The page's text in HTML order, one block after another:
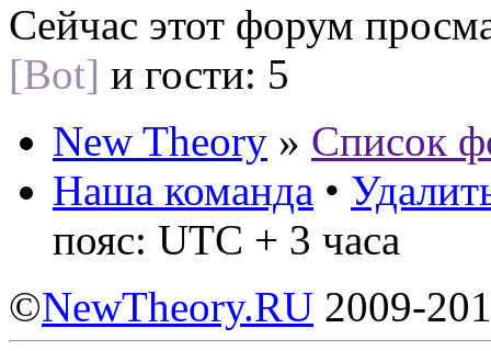
Сейчас этот форум
[Bot] и гости: 5
New Theory » Список
Наша команда •
пояс: UTC + 3 часа
©NewTheory.RU 2009-